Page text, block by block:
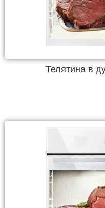
Телятина в